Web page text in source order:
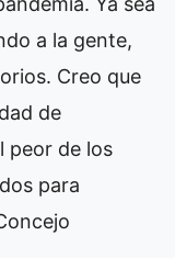
a la gente,
Creo que
de
peor de los
para